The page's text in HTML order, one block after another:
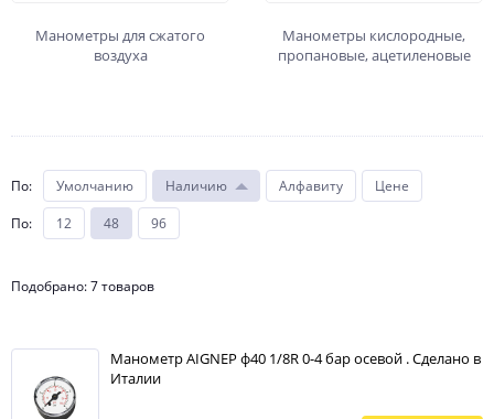
Манометры для сжатого
воздуха
Манометры кислородные,
пропановые, ацетиленовые
По: Умолчанию Наличию Алфавиту
Цене
По: 12 48 96
Подобрано: 7 товаров
Манометр AIGNEP ф40 1/8R 0-4 бар осевой . Сделано в
Италии